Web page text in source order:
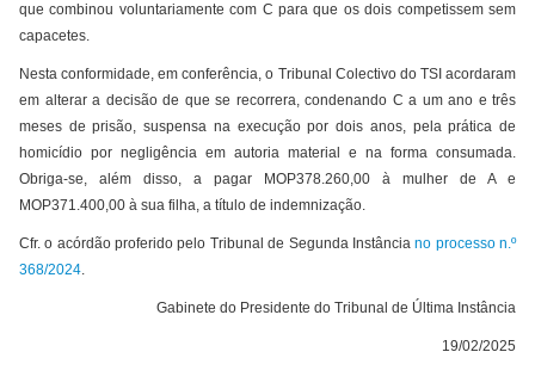
que combinou voluntariamente com C para que os dois competissem sem
capacetes.
Nesta conformidade, em conferência, o Tribunal Colectivo do TSI acordaram
em alterar a decisão de que se recorrera, condenando C a um ano e três
meses de prisão, suspensa na execução por dois anos, pela prática de
homicídio por negligência em autoria material e na forma consumada.
Obriga-se, além disso, a pagar MOP378.260,00 à mulher de A e
MOP371.400,00 à sua filha, a título de indemnização.
Cfr. o acórdão proferido pelo Tribunal de Segunda Instânciano processo n.º
368/2024.
Gabinete do Presidente do Tribunal de Última Instância
19/02/2025